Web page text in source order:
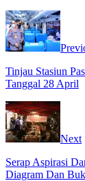
Tinjau Stasiun
Tanggal 28 April
Next
Serap Aspirasi
Diagram Dan